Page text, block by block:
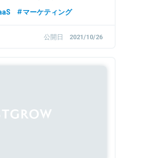
マーケティング
公開日 2021/10/26